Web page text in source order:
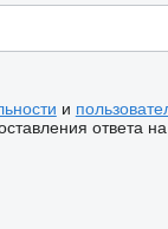
и
ответа на